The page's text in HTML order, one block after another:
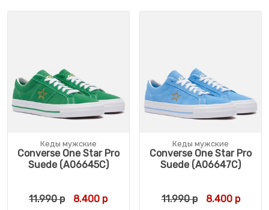
Кеды мужские
Converse One Star Pro
Suede (A06645C)
11.990р Первоначальная цена составляла 11.990
8.400 рТекущая цена: 8.400 р.
Кеды мужские
Converse One Star Pro
Suede (A06647C)
11.990р 8.400р